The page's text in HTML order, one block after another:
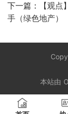
下一篇：
【观
手（绿色地产）
本站由